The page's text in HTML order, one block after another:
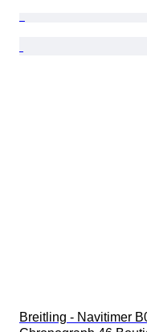
Breitling - Navitimer